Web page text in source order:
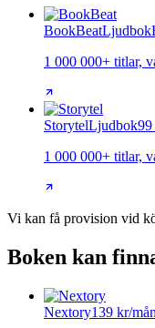
BookBeatLjudbok
1 000 000+ titlar,
StorytelLjudbok99
1 000 000+ titlar,
Vi kan få provision vid
Boken kan
Nextory139 kr/